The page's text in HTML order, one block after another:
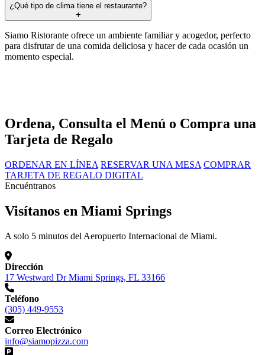
¿Qué tipo de clima tiene el restaurante?
Siamo Ristorante ofrece un ambiente familiar y acogedor, perfecto
para disfrutar de una comida deliciosa y hacer de cada ocasión un
momento especial.
Ordena, Consulta el Menú o Compra una
Tarjeta de Regalo
ORDENAR EN LÍNEA RESERVAR UNA MESA COMPRAR
TARJETA DE REGALO DIGITAL
Encuéntranos
Visítanos en Miami Springs
A solo 5 minutos del Aeropuerto Internacional de Miami.
Dirección
17 Westward Dr Miami Springs, FL 33166
Teléfono
(305) 449-9553
Correo Electrónico
info@siamopizza.com